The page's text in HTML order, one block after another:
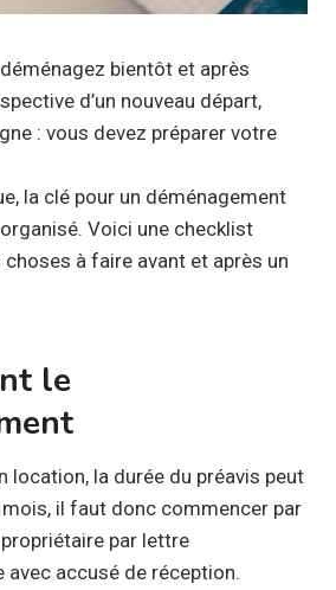
bientôt et après
d’un nouveau départ,
: vous devez préparer votre
la clé pour un déménagement
organisé. Voici une checklist
à faire avant et après un
le
location, la durée du préavis peut
mois, il faut donc commencer par
par lettre
avec accusé de réception.